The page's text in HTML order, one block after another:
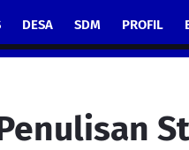
DESA SDM PROFIL